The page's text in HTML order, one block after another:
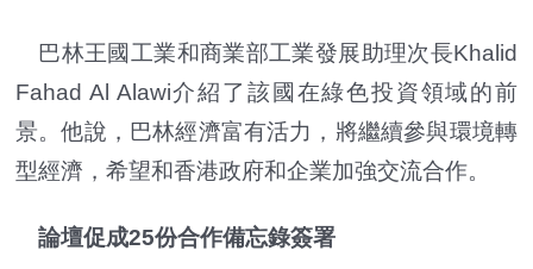
巴林王國工業和商業部工業發展助理次長Khalid
Fahad Al Alawi介紹了該國在綠色投資領域的前
景。他說，巴林經濟富有活力，將繼續參與環境轉
型經濟，希望和香港政府和企業加強交流合作。
論壇促成25份合作備忘錄簽署